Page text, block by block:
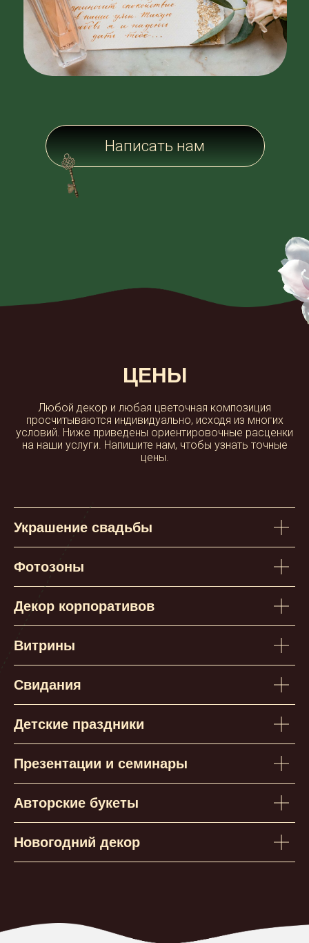
ЦЕНЫ
Любой декор и любая цветочная композиция
просчитываются индивидуально, исходя из многих
условий. Ниже приведены ориентировочные расценки
на наши услуги. Напишите нам, чтобы узнать точные
цены.
Украшение свадьбы
Фотозоны
Декор корпоративов
Витрины
Свидания
Детские праздники
Презентации и семинары
Авторские букеты
Новогодний декор
Мы рады пообщаться с Вами по
miroslavastudiodecor@gmail.com
+7 916 681 2179
+7 916 754 1552
Отправить
Отправляя данные, вы соглашаетесь с
политикой конфиденциальности
Поэтому не стесняйтесь звонить нам
— живое общение всегда более
эффективно и приятно!